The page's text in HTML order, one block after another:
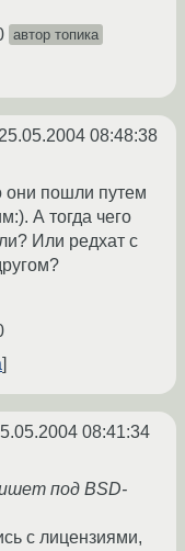
автор топика
08:48:38
они пошли путем
А тогда чего
Или редхат с
08:41:34
под BSD-
с лицензиями,